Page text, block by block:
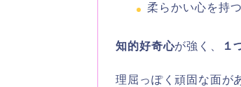
柔らかい心を持つ
知的好奇心が強く、 １
理屈っぽく頑固な面が